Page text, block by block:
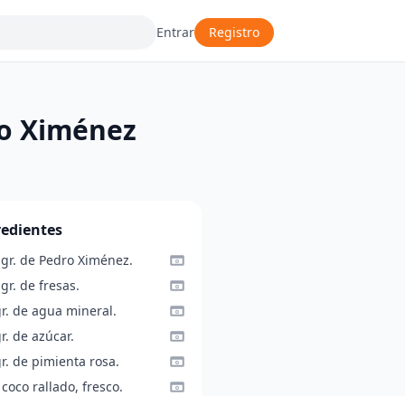
Entrar Registro
Ximénez
de Pedro Ximénez.
de fresas.
de agua mineral.
de azúcar.
de pimienta rosa.
rallado, fresco.